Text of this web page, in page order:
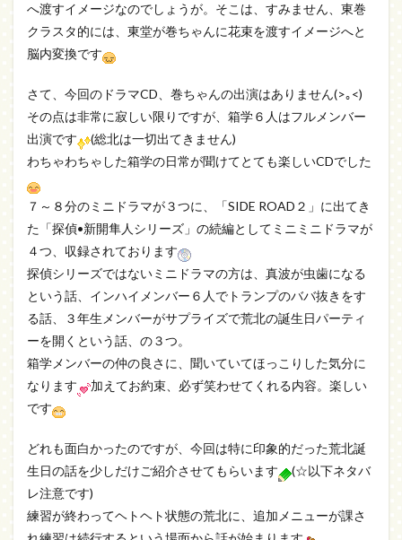
へ渡すイメージなのでしょうが。そこは、すみません、東巻
クラスタ的には、東堂が巻ちゃんに花束を渡すイメージへと
脳内変換です
さて、今回のドラマCD、巻ちゃんの出演はありません(>｡<)
その点は非常に寂しい限りですが、箱学６人はフルメンバー
出演です
(総北は一切出てきません)
わちゃわちゃした箱学の日常が聞けてとても楽しいCDでした
７～８分のミニドラマが３つに、「SIDE ROAD２」に出てき
た「探偵•新開隼人シリーズ」の続編としてミニミニドラマが
４つ、収録されております
探偵シリーズではないミニドラマの方は、真波が虫歯になる
という話、インハイメンバー６人でトランプのババ抜きをす
る話、３年生メンバーがサプライズで荒北の誕生日パーティ
ーを開くという話、の３つ。
箱学メンバーの仲の良さに、聞いていてほっこりした気分に
なります
加えてお約束、必ず笑わせてくれる内容。楽しい
です
どれも面白かったのですが、今回は特に印象的だった荒北誕
生日の話を少しだけご紹介させてもらいます
(☆以下ネタバ
レ注意です)
練習が終わってヘトヘト状態の荒北に、追加メニューが課さ